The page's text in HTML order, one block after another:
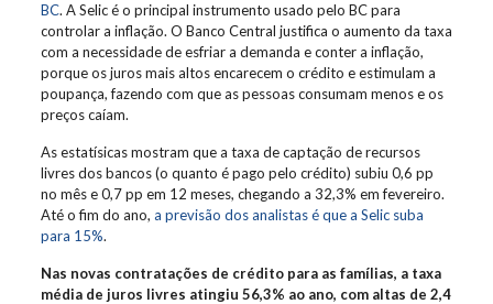
BC. A Selic é o principal instrumento usado pelo BC para
controlar a inflação. O Banco Central justifica o aumento da taxa
com a necessidade de esfriar a demanda e conter a inflação,
porque os juros mais altos encarecem o crédito e estimulam a
poupança, fazendo com que as pessoas consumam menos e os
preços caíam.
As estatísicas mostram que a taxa de captação de recursos
livres dos bancos (o quanto é pago pelo crédito) subiu 0,6 pp
no mês e 0,7 pp em 12 meses, chegando a 32,3% em fevereiro.
Até o fim do ano, a previsão dos analistas é que a Selic suba
para 15%.
Nas novas contratações de crédito para as famílias, a taxa
média de juros livres atingiu 56,3% ao ano, com altas de 2,4